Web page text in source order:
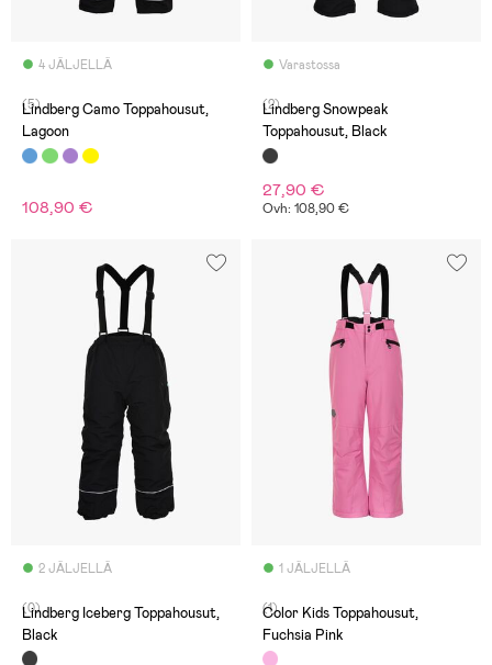
4 JÄLJELLÄ
(5)
Lindberg Camo Toppahousut,
Lagoon
108,90 €
Varastossa
(2)
Lindberg Snowpeak
Toppahousut, Black
27,90 €
Ovh: 108,90 €
2 JÄLJELLÄ
(0)
Lindberg Iceberg Toppahousut,
Black
1 JÄLJELLÄ
(1)
Color Kids Toppahousut,
Fuchsia Pink